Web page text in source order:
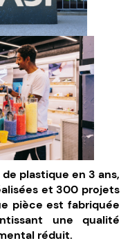
plastique en 3 ans,
et 300 projets
pièce est fabriquée
une qualité
réduit.